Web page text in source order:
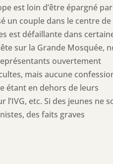
est loin d’être épargné par
un couple dans le centre de
est défaillante dans
sur la Grande Mosquée,
ouvertement
mais aucune
étant en dehors de leurs
l’IVG, etc. Si des jeunes ne
des faits graves